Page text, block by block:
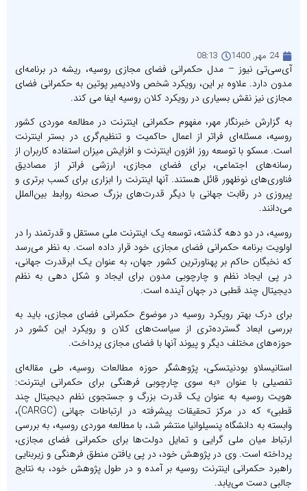
24 مهر, 1400 08:13
آی‌سی‌تی نیوز – مدل حکمرانی فضای مجازی روسیه، ریشه در برنامه‌ای
مدون دارد. علاوه بر این، رویکرد شخص ولادیمیر پوتین به حکمرانی فضای
مجازی نیز نقش بسیاری در رویکرد کلان روسیه ایفا می کند.
به گزارش خبرنگار مهر، مفهوم حکمرانی اینترنت در مطالعه موردی کشور
روسیه، مسئله‌ای فراتر از اعمال حاکمیت و تنظیم‌گری در بستر اینترنت
است. مسکو با توسعه روز افزون اینترنت و افزایش میزان استفاده کاربران از
رسانه‌های اجتماعی، برای فضای مجازی، ارزشی فراتر از مصادیق
فناوری‌های نوظهور قائل هستند. آنها اینترنت را ابزاری برای کسب برتری و
پیروزی در رقابت جهانی با دیگر قدرت‌های بزرگ صحنه روابط بین‌الملل
می‌دانند.
روسیه، در دو دهه گذشته، توسعه یک اینترنت ملی مستقل و قدرتمند را در
اولویت برنامه حکمرانی فضای مجازی خود قرار داده است. به نظر می‌رسد
که نخبگان حاکم بر پهناورترین کشور جهان، به عنوان یک ابرقدرت جهانی،
در پی ایجاد نظم و چارچوبی مدون برای ایجاد و شکل دهی به نظم
دیجیتال چند قطبی در جهان آینده است.
برای درک بهتر رویکرد روسیه در موضوع حکمرانی فضای مجازی، باید به
بررسی ابعاد گسترده‌تری از سیاست‌های کلان و رویکرد این کشور در
حوزه‌های مختلف دیگر و پیوند آنها با فضای مجازی پرداخت.
استانیسلاو بودنیتسکی، پژوهشگر حوزه مطالعات روسیه، طی مقاله‌ای
تفصیلی با عنوان «به سوی چارچوبی فرهنگی برای حکمرانی اینترنت:
هویت روسیه به عنوان یک قدرت بزرگ و جستجوی نظم دیجیتال چند
قطبی» که در مرکز تحقیقات پیشرفته در ارتباطات جهانی (CARGC)،
وابسته به دانشگاه پنسیلوانیا منتشر شد، با مطالعه موردی روسیه، به بررسی
ارتباط میان ملی گرایی و تمایل دولت‌ها برای حکمرانی فضای مجازی،
پرداخته است. وی در پژوهش خود، در پی یافتن منطق فرهنگی و زیربنایی
راهبرد حکمرانی اینترنت روسیه بر آمده و در طول پژوهش خود، به نتایج
جالبی دست می‌یابد.